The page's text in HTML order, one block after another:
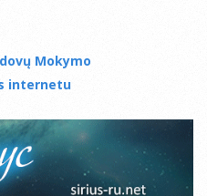
Mokymo
internetu